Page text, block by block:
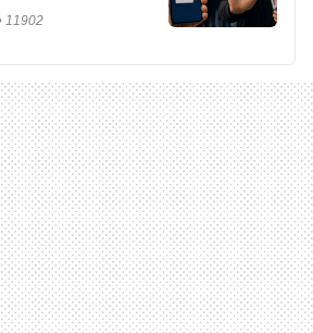
11902